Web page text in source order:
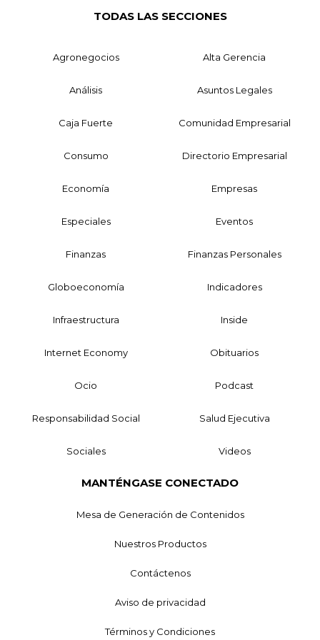
TODAS LAS SECCIONES
Agronegocios Alta Gerencia
Análisis Asuntos Legales
Caja Fuerte Comunidad Empresarial
Consumo Directorio Empresarial
Economía Empresas
Especiales Eventos
Finanzas Finanzas Personales
Globoeconomía Indicadores
Infraestructura Inside
Internet Economy Obituarios
Ocio Podcast
Responsabilidad Social Salud Ejecutiva
Sociales Videos
MANTÉNGASE CONECTADO
Mesa de Generación de Contenidos
Nuestros Productos
Contáctenos
Aviso de privacidad
Términos y Condiciones